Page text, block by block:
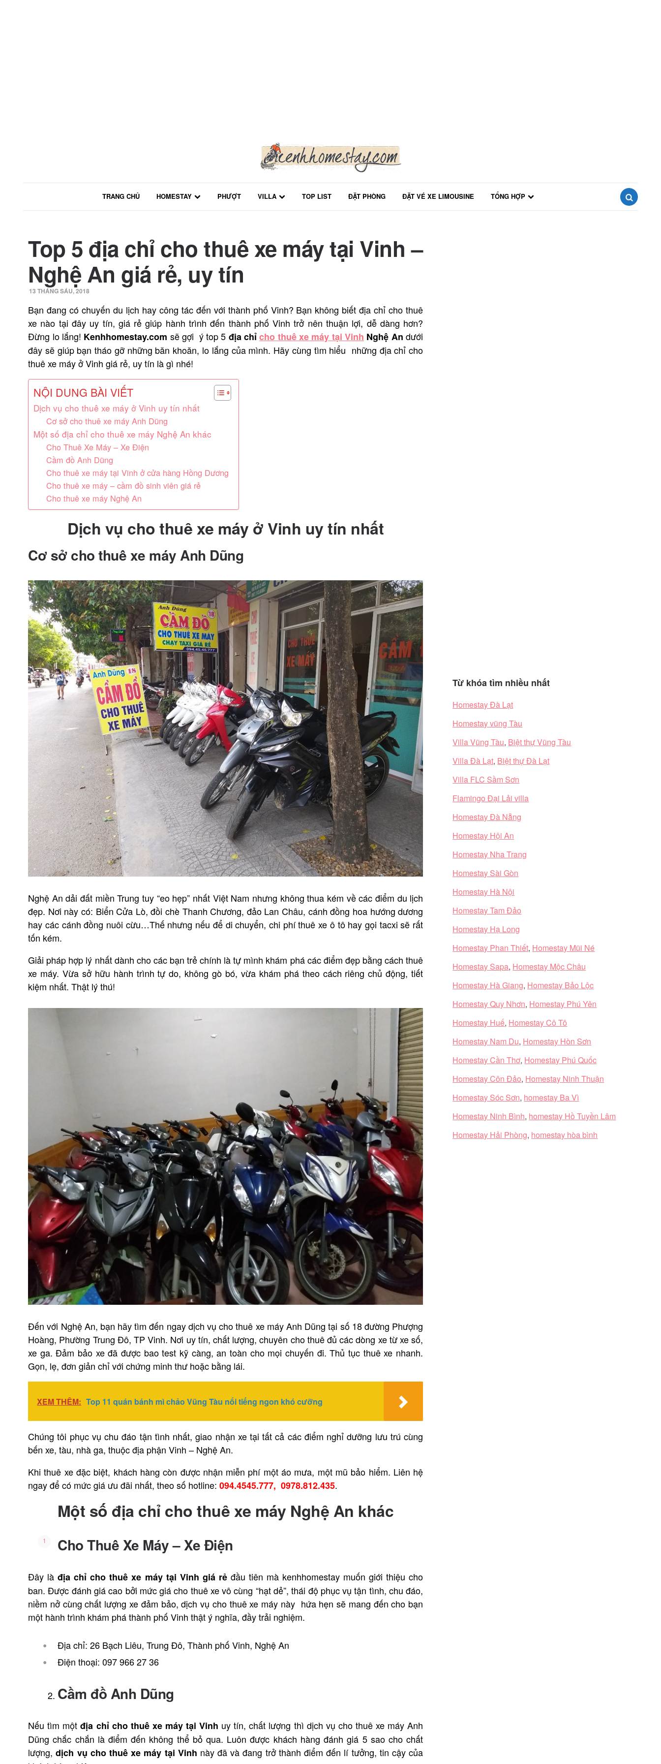
TRANG CHỦ HOMESTAY PHƯỢT VILLA TOP LIST ĐẶT PHÒNG ĐẶT VÉ XE LIMOUSINE
TỔNG HỢP
Top 5 địa chỉ cho thuê xe máy tại Vinh –
Nghệ An giá rẻ, uy tín
13 THÁNG SÁU, 2018
Bạn đang có chuyến du lịch hay công tác đến với thành phố Vinh? Bạn không biết địa chỉ cho thuê
xe nào tại đây uy tín, giá rẻ giúp hành trình đến thành phố Vinh trở nên thuận lợi, dễ dàng hơn?
Đừng lo lắng! Kenhhomestay.com sẽ gợi ý top 5 địa chỉcho thuê xe máy tại Vinh Nghệ An dưới
đây sẽ giúp bạn tháo gỡ những băn khoăn, lo lắng của mình. Hãy cùng tìm hiểu những địa chỉ cho
thuê xe máy ở Vinh giá rẻ, uy tín là gì nhé!
NỘI DUNG BÀI VIẾT
Dịch vụ cho thuê xe máy ở Vinh uy tín nhất
Cơ sở cho thuê xe máy Anh Dũng
Một số địa chỉ cho thuê xe máy Nghệ An khác
Cho Thuê Xe Máy – Xe Điện
Cầm đồ Anh Dũng
Cho thuê xe máy tại Vinh ở cửa hàng Hồng Dương
Cho thuê xe máy – cầm đồ sinh viên giá rẻ
Cho thuê xe máy Nghệ An
Dịch vụ cho thuê xe máy ở Vinh uy tín nhất
Cơ sở cho thuê xe máy Anh Dũng
Nghệ An dải đất miền Trung tuy “eo hẹp” nhất Việt Nam nhưng không thua kém về các điểm du lịch
đẹp. Nơi này có: Biển Cửa Lò, đồi chè Thanh Chương, đảo Lan Châu, cánh đồng hoa hướng dương
hay các cánh đồng nuôi cừu…Thế nhưng nếu để di chuyển, chi phí thuê xe ô tô hay gọi tacxi sẽ rất
tốn kém.
Giải pháp hợp lý nhất dành cho các bạn trẻ chính là tự mình khám phá các điểm đẹp bằng cách thuê
xe máy. Vừa sở hữu hành trình tự do, không gò bó, vừa khám phá theo cách riêng chủ động, tiết
kiệm nhất. Thật lý thú!
Đến với Nghệ An, bạn hãy tìm đến ngay dịch vụ cho thuê xe máy Anh Dũng tại số 18 đường Phượng
Hoàng, Phường Trung Đô, TP Vinh. Nơi uy tín, chất lượng, chuyên cho thuê đủ các dòng xe từ xe số,
xe ga. Đảm bảo xe đã được bao test kỹ càng, an toàn cho mọi chuyến đi. Thủ tục thuê xe nhanh.
Gọn, lẹ, đơn giản chỉ với chứng minh thư hoặc bằng lái.
XEM THÊM: Top 11 quán bánh mì chảo Vũng Tàu nổi tiếng ngon khó cưỡng
Chúng tôi phục vụ chu đáo tận tình nhất, giao nhận xe tại tất cả các điểm nghỉ dưỡng lưu trú cùng
bến xe, tàu, nhà ga, thuộc địa phận Vinh – Nghệ An.
Khi thuê xe đặc biệt, khách hàng còn được nhận miễn phí một áo mưa, một mũ bảo hiểm. Liên hệ
ngay để có mức giá ưu đãi nhất, theo số hotline:094.4545.777, 0978.812.435.
Một số địa chỉ cho thuê xe máy Nghệ An khác
Cho Thuê Xe Máy – Xe Điện
Đây làđịa chỉ cho thuê xe máy tại Vinh giá rẻđầu tiên mà kenhhomestay muốn giới thiệu cho
ban. Được đánh giá cao bởi mức giá cho thuê xe vô cùng “hạt dẻ”, thái độ phục vụ tận tình, chu đáo,
niềm nở cùng chất lượng xe đảm bảo, dịch vụ cho thuê xe máy này hứa hẹn sẽ mang đến cho bạn
một hành trình khám phá thành phố Vinh thật ý nghĩa, đầy trải nghiệm.
Địa chỉ: 26 Bạch Liêu, Trung Đô, Thành phố Vinh, Nghệ An
Điện thoại: 097 966 27 36
Cầm đồ Anh Dũng
Nếu tìm mộtđịa chỉ cho thuê xe máy tại Vinh uy tín, chất lượng thì dịch vụ cho thuê xe máy Anh
Dũng chắc chắn là điểm đến không thể bỏ qua. Luôn được khách hàng đánh giá 5 sao cho chất
lượng,dịch vụ cho thuê xe máy tại Vinh này đã và đang trở thành điểm đến lí tưởng, tin cậy của
Từ khóa tìm nhiều nhất
Homestay Đà Lạt
Homestay vũng Tàu
Villa Vũng Tàu, Biệt thự Vũng Tàu
Villa Đà Lạt, Biệt thự Đà Lạt
Villa FLC Sầm Sơn
Flamingo Đại Lải villa
Homestay Đà Nẵng
Homestay Hội An
Homestay Nha Trang
Homestay Sài Gòn
Homestay Hà Nội
Homestay Tam Đảo
Homestay Hạ Long
Homestay Phan Thiết, Homestay Mũi Né
Homestay Sapa, Homestay Mộc Châu
Homestay Hà Giang, Homestay Bảo Lộc
Homestay Quy Nhơn, Homestay Phú Yên
Homestay Huế, Homestay Cô Tô
Homestay Nam Du, Homestay Hòn Sơn
Homestay Cần Thơ, Homestay Phú Quốc
Homestay Côn Đảo, Homestay Ninh Thuận
Homestay Sóc Sơn, homestay Ba Vì
Homestay Ninh Bình, homestay Hồ Tuyền Lâm
Homestay Hải Phòng, homestay hòa bình